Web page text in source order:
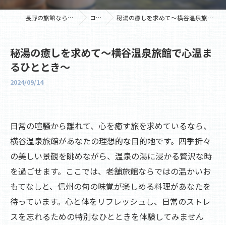
長野の旅館なら横谷温泉旅館 コラム 秘湯の癒しを求めて〜横谷温泉旅館で心温まるひととき〜
秘湯の癒しを求めて〜横谷温泉旅館で心温ま
るひととき〜
2024/09/14
日常の喧騒から離れて、心を癒す旅を求めているなら、
横谷温泉旅館があなたの理想的な目的地です。四季折々
の美しい景観を眺めながら、温泉の湯に浸かる贅沢な時
を過ごせます。ここでは、老舗旅館ならではの温かいお
もてなしと、信州の旬の味覚が楽しめる料理があなたを
待っています。心と体をリフレッシュし、日常のストレ
スを忘れるための特別なひとときを体験してみません